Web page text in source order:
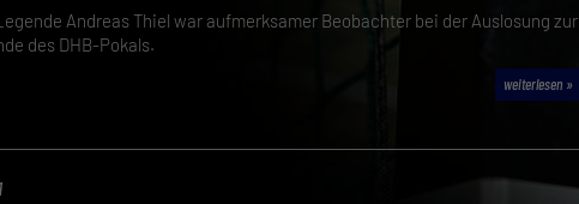
Andreas Thiel war aufmerksamer Beobachter bei der Auslosung zur
des DHB-Pokals.
weiterlesen »